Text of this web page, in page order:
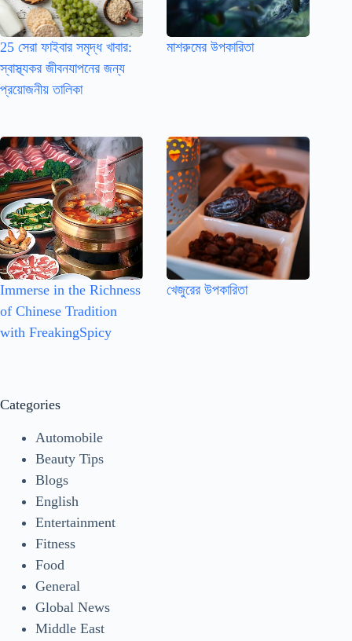
25 সেরা ফাইবার সমৃদ্ধ খাবার:
স্বাস্থ্যকর জীবনযাপনের জন্য
প্রয়োজনীয় তালিকা
মাশরুমের উপকারিতা
Immerse in the Richness
of Chinese Tradition
with FreakingSpicy
খেজুরের উপকারিতা
Categories
Automobile
Beauty Tips
Blogs
English
Entertainment
Fitness
Food
General
Global News
Middle East